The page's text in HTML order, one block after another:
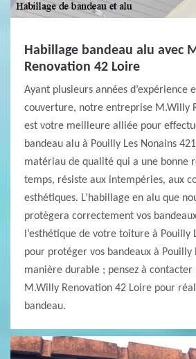
Habillage bandeau alu avec
Renovation 42 Loire
Ayant plusieurs années d’expérience
couverture, notre entreprise M.Willy
est votre meilleure alliée pour
bandeau alu à Pouilly Les Nonains
matériau de qualité qui a une bonne
temps, résiste aux intempéries, aux
esthétiques. L’habillage en alu que
protègera correctement vos
l’esthétique de votre toiture à Pouilly
pour protéger vos bandeaux à Pouilly
manière durable ; pensez à
M.Willy Renovation 42 Loire pour
bandeau.